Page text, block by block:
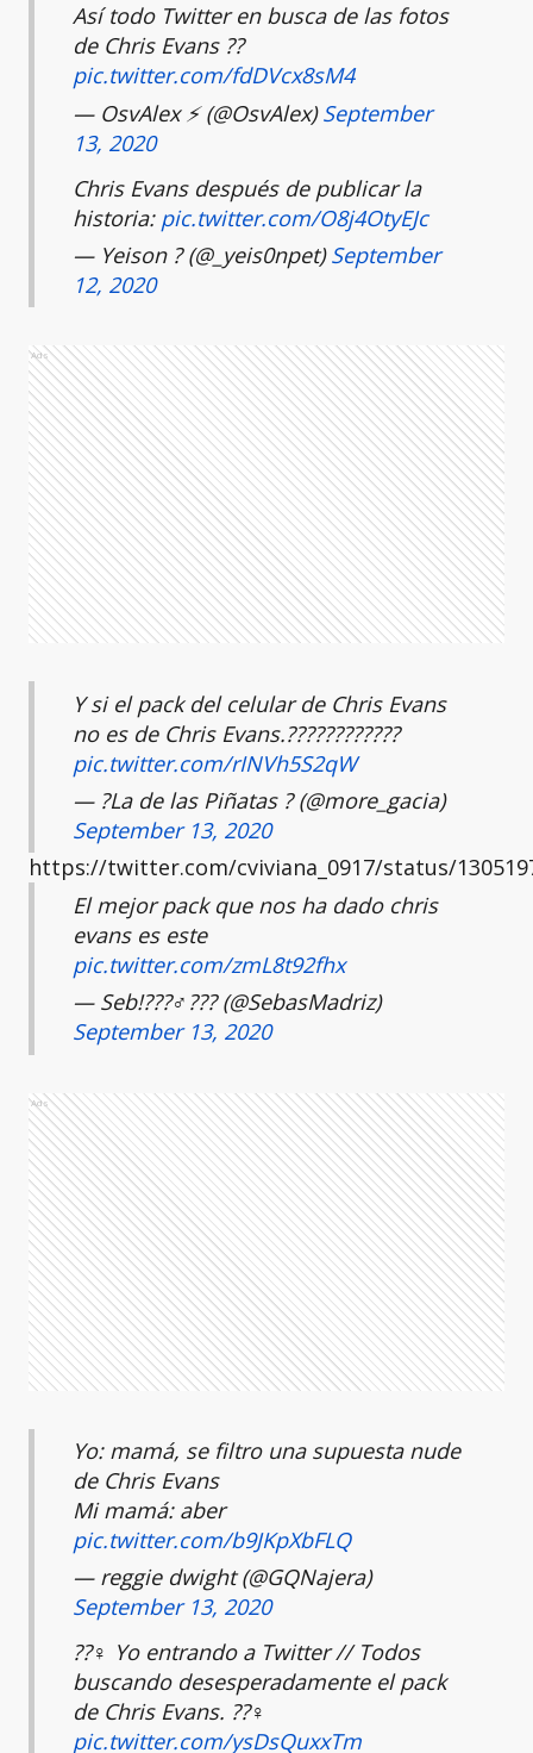
Así todo Twitter en busca de las fotos
de Chris Evans ??
pic.twitter.com/fdDVcx8sM4
— OsvAlex ⚡️ (@OsvAlex)September
13, 2020
Chris Evans después de publicar la
historia: pic.twitter.com/O8j4OtyEJc
— Yeison ? (@_yeis0npet)September
12, 2020
Ads
Y si el pack del celular de Chris Evans
no es de Chris Evans.????????????
pic.twitter.com/rINVh5S2qW
— ?La de las Piñatas ? (@more_gacia)
September 13, 2020
https://twitter.com/cviviana_0917/status/
El mejor pack que nos ha dado chris
evans es este
pic.twitter.com/zmL8t92fhx
— Seb!???‍♂️??? (@SebasMadriz)
September 13, 2020
Ads
Yo: mamá, se filtro una supuesta nude
de Chris Evans
Mi mamá: aber
pic.twitter.com/b9JKpXbFLQ
— reggie dwight (@GQNajera)
September 13, 2020
??‍♀️ Yo entrando a Twitter // Todos
buscando desesperadamente el pack
de Chris Evans. ??‍♀️
pic.twitter.com/ysDsQuxxTm